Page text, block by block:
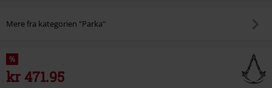
Mere fra kategorien "Parka"
%
kr 471.95